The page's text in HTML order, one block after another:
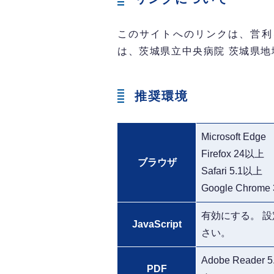
このサイトへのリンクは、営
は、茨城県立中央病院 茨城県
推奨環境
ブラウザ
Microsoft Edge
Firefox 24以上
Safari 5.1以上
Google Chrome
JavaScript
有効にする。
さい。
PDF
Adobe Reader